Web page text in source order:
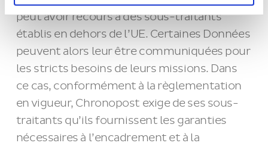
peut avoir recours à des sous-traitants
établis en dehors de l’UE. Certaines Données
peuvent alors leur être communiquées pour
les stricts besoins de leurs missions. Dans
ce cas, conformément à la règlementation
en vigueur, Chronopost exige de ses sous-
traitants qu’ils fournissent les garanties
nécessaires à l’encadrement et à la